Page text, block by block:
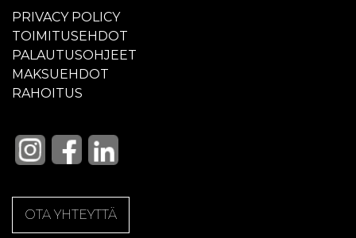
PRIVACY POLICY
TOIMITUSEHDOT
PALAUTUSOHJEET
MAKSUEHDOT
RAHOITUS
OTA YHTEYTTÄ